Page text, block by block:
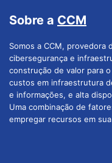
Sobre a CCM
Somos a CCM, provedora
cibersegurança e
construção de valor para
custos em infraestrutura
e informações, e alta
Uma combinação de
empregar recursos em